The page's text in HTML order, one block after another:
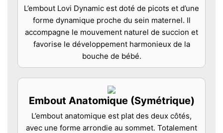
L’embout Lovi Dynamic est doté de picots et d’une
forme dynamique proche du sein maternel. Il
accompagne le mouvement naturel de succion et
favorise le développement harmonieux de la
bouche de bébé.
Embout Anatomique (Symétrique)
L’embout anatomique est plat des deux côtés,
avec une forme arrondie au sommet. Totalement